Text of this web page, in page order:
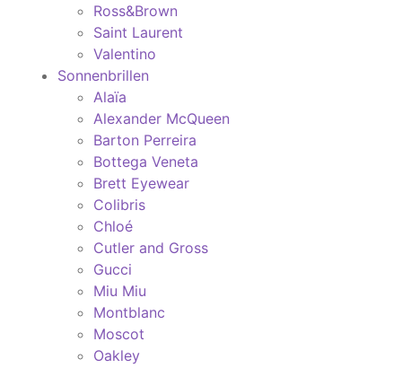
Ross&Brown
Saint Laurent
Valentino
Sonnenbrillen
Alaïa
Alexander McQueen
Barton Perreira
Bottega Veneta
Brett Eyewear
Colibris
Chloé
Cutler and Gross
Gucci
Miu Miu
Montblanc
Moscot
Oakley